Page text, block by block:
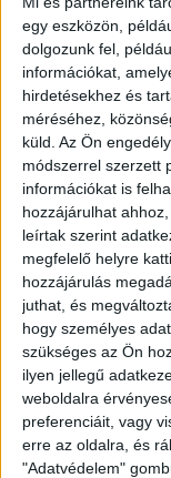
egy eszközön,
dolgozunk fel,
információkat,
hirdetésekhez és
méréséhez,
küld. Az Ön
módszerrel szerzett
információkat is
hozzájárulhat
leírtak szerint
megfelelő helyre
hozzájárulás
juthat, és
hogy személyes
szükséges az Ön
ilyen jellegű
weboldalra
preferenciáit, vagy
erre az oldalra, és
"Adatvédelem"
Két év sem
amerikai
Kilencmillió
Volkswagen